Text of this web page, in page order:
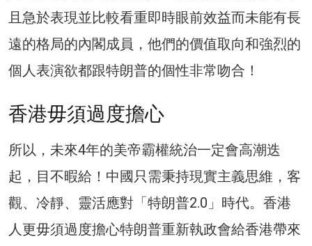
且急於表現並比較看重即時眼前效益而未能有長
遠的格局的內閣成員，他們的價值取向和強烈的
個人表演欲都跟特朗普的個性非常吻合！
香港毋須過度擔心
所以，未來4年的美帝霸權統治一定會高潮迭
起，目不暇給！中國只需秉持現實主義思維，客
觀、冷靜、靈活應對「特朗普2.0」時代。香港
人更毋須過度擔心特朗普重新執政會給香港帶來